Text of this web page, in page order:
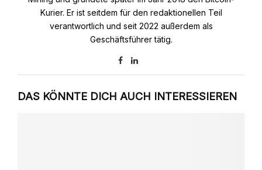
Kurier. Er ist seitdem für den redaktionellen Teil
verantwortlich und seit 2022 außerdem als
Geschäftsführer tätig.
DAS KÖNNTE DICH AUCH INTERESSIEREN